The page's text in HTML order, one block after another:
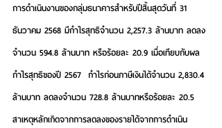
การดำเนินงานของกลุ่มธนาคารสำหรับปีสิ้นสุดวันที่ 31
ธันวาคม 2568 มีกำไรสุทธิจำนวน 2,257.3 ล้านบาท ลดลง
จำนวน 594.8 ล้านบาท หรือร้อยละ 20.9 เมื่อเทียบกับผล
กำไรสุทธิของปี 2567  กำไรก่อนภาษีเงินได้จำนวน 2,830.4
ล้านบาท ลดลงจำนวน 728.8 ล้านบาทหรือร้อยละ 20.5
สาเหตุหลักเกิดจากการลดลงของรายได้จากการดำเนิน